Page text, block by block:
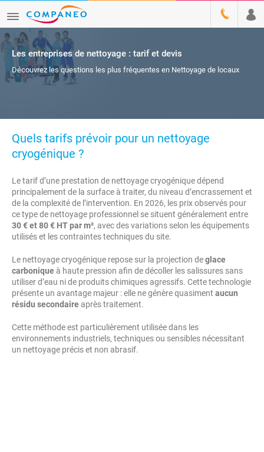
Les entreprises de nettoyage : tarif et devis
Découvrez les questions les plus fréquentes en Nettoyage de locaux
Quels tarifs prévoir pour un nettoyage
cryogénique ?
Le tarif d’une prestation de nettoyage cryogénique dépend
principalement de la surface à traiter, du niveau d’encrassement et
de la complexité de l’intervention. En 2026, les prix observés pour
ce type de nettoyage professionnel se situent généralement entre
30 € et 80 € HT par m², avec des variations selon les équipements
utilisés et les contraintes techniques du site.
Le nettoyage cryogénique repose sur la projection deglace
carboniqueà haute pression afin de décoller les salissures sans
utiliser d’eau ni de produits chimiques agressifs. Cette technologie
présente un avantage majeur : elle ne génère quasiment aucun
résidu secondaireaprès traitement.
Cette méthode est particulièrement utilisée dans les
environnements industriels, techniques ou sensibles nécessitant
un nettoyage précis et non abrasif.